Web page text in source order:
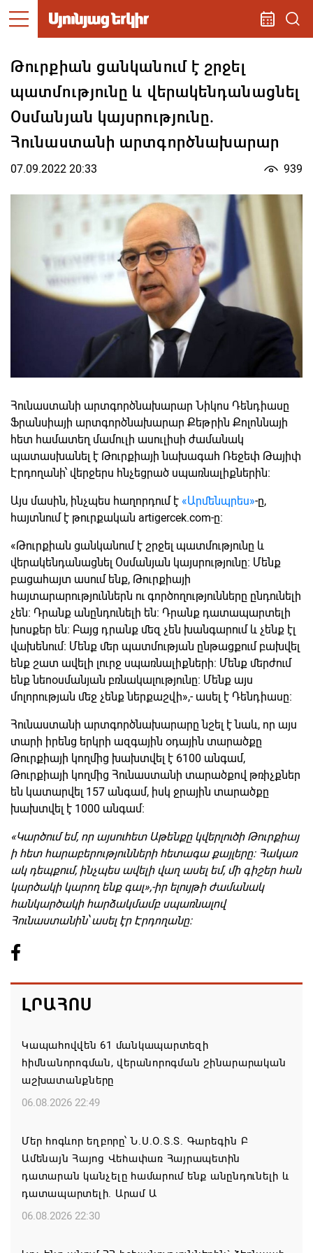
Թուրքիան ցանկանում է շրջել
պատմությունը և վերակենդանացնել
Օսմանյան կայսրությունը.
Հունաստանի արտգործնախարար
07.09.2022 20:33 939
Հունաստանի արտգործնախարար Նիկոս Դենդիասը
Ֆրանսիայի արտգործնախարար Քեթրին Քոլոննայի
հետ համատեղ մամուլի ասուլիսի ժամանակ
պատասխանել է Թուրքիայի նախագահ Ռեջեփ Թայիփ
Էրդողանի՝ վերջերս հնչեցրած սպառնալիքներին։
Այս մասին, ինչպես հաղորդում է «Արմենպրես»-ը,
հայտնում է թուրքական artigercek.com-ը։
«Թուրքիան ցանկանում է շրջել պատմությունը և
վերակենդանացնել Օսմանյան կայսրությունը։ Մենք
բացահայտ ասում ենք, Թուրքիայի
հայտարարություններն ու գործողությունները ընդունելի
չեն։ Դրանք անընդունելի են։ Դրանք դատապարտելի
խոսքեր են։ Բայց դրանք մեզ չեն խանգարում և չենք էլ
վախենում։ Մենք մեր պատմության ընթացքում բախվել
ենք շատ ավելի լուրջ սպառնալիքների։ Մենք մերժում
ենք նեոօսմանյան բռնակալությունը։ Մենք այս
մոլորության մեջ չենք ներքաշվի»,- ասել է Դենդիասը։
Հունաստանի արտգործնախարարը նշել է նաև, որ այս
տարի իրենց երկրի ազգային օդային տարածքը
Թուրքիայի կողմից խախտվել է 6100 անգամ,
Թուրքիայի կողմից Հունաստանի տարածքով թռիչքներ
են կատարվել 157 անգամ, իսկ ջրային տարածքը
խախտվել է 1000 անգամ։
«Կարծումեմ, որ այսուհետ Աթենքը կվերլուծի Թուրքիայ
ի հետ հարաբերությունների հետագա քայլերը։ Հակառ
ակ դեպքում, ինչպես ավելի վաղ ասել եմ, մի գիշեր հան
կարծակի կարող ենք գալ»,-իր ելույթի ժամանակ
հանկարծակի հարձակմամբ սպառնալով
Հունաստանին՝ ասել էր Էրդողանը։
ԼՐԱՀՈՍ
Կապահովվեն 61 մանկապարտեզի
հիմնանորոգման, վերանորոգման շինարարական
աշխատանքները
06.08.2026 22:49
Մեր հոգևոր եղբորը՝ Ն.Ս.Օ.Տ.Տ. Գարեգին Բ
Ամենայն Հայոց Վեհափառ Հայրապետին
դատարան կանչելը համարում ենք անընդունելի և
դատապարտելի. Արամ Ա
06.08.2026 22:30